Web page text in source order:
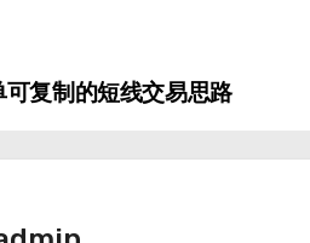
复制的短线交易思路